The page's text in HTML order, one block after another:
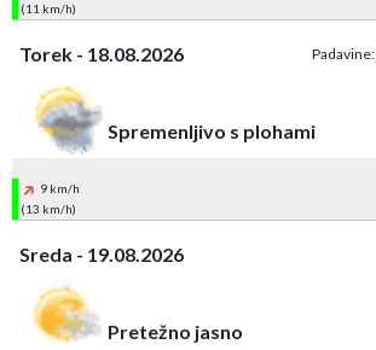
(11 km/h)
Torek - 18.08.2026 Padavine:
Spremenljivo s plohami
9 km/h
(13 km/h)
Sreda - 19.08.2026
Pretežno jasno